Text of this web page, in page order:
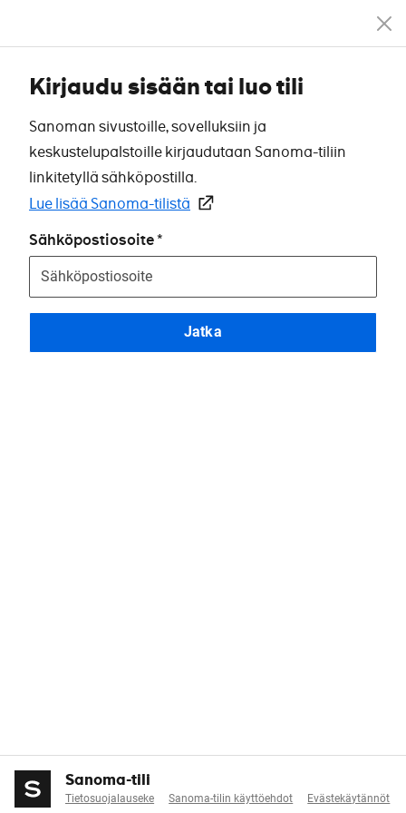
Kirjaudu sisään tai luo tili
Sanoman sivustoille, sovelluksiin ja
keskustelupalstoille kirjaudutaan Sanoma-tiliin
linkitetyllä sähköpostilla.
Lue lisää Sanoma-tilistä
Sähköpostiosoite
Jatka
Sanoma-tili
Tietosuojalauseke Sanoma-tilin käyttöehdot Evästekäytännöt